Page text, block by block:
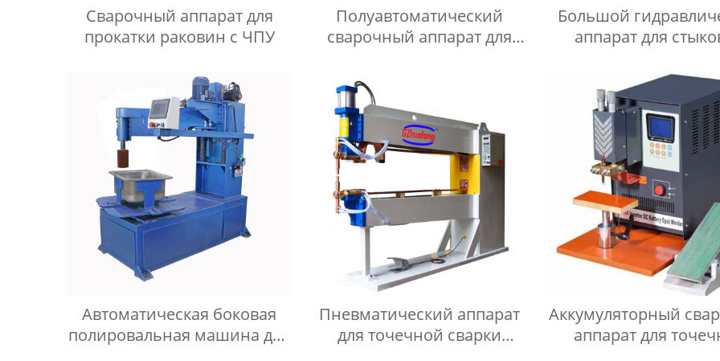
Сварочный аппарат для
прокатки раковин с ЧПУ
Полуавтоматический
сварочный аппарат для
Большой
аппарат для
UNS
Автоматическая боковая
полировальная машина для
Пневматический аппарат
для точечной сварки
Аккумуляторный
аппарат для